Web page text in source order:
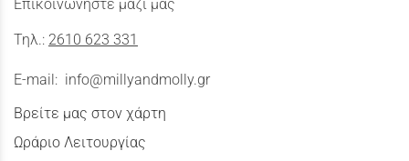
Επικοινωνήστε μαζί μας
Τηλ.: 2610 623 331
E-mail: info@millyandmolly.gr
Βρείτε μας στον χάρτη
Ωράριο Λειτουργίας